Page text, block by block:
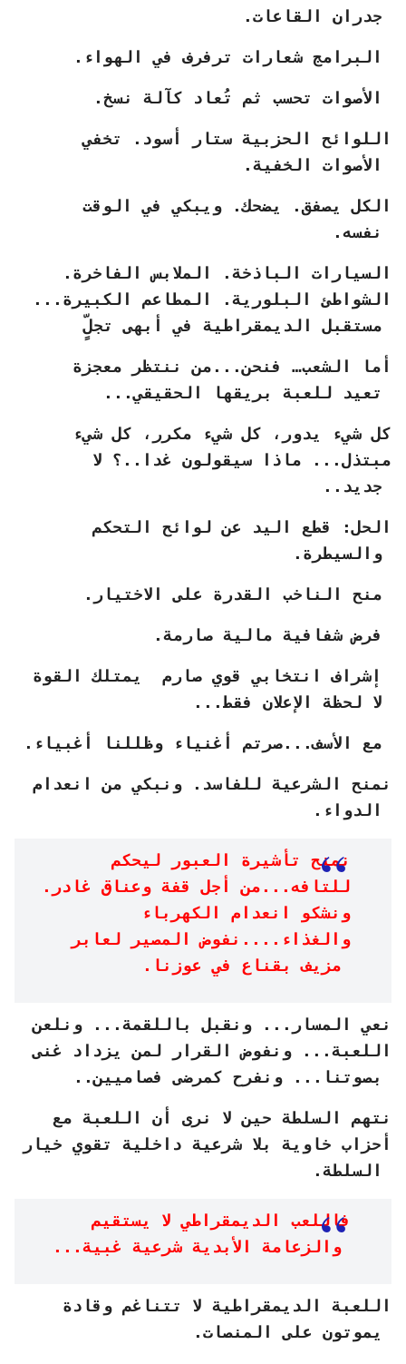
جدران القاعات.
البرامج شعارات ترفرف في الهواء.
الأصوات تحسب ثم تُعاد كآلة نسخ.
اللوائح الحزبية ستار أسود. تخفي
الأصوات الخفية.
الكل يصفق. يضحك. ويبكي في الوقت
نفسه.
السيارات الباذخة. الملابس الفاخرة.
الشواطئ البلورية. المطاعم الكبيرة...
مستقبل الديمقراطية في أبهى تجلٍّ
أما الشعب… فنحن...من ننتظر معجزة
تعيد للعبة بريقها الحقيقي...
كل شيء يدور، كل شيء مكرر، كل شيء
مبتذل... ماذا سيقولون غدا..؟ لا
جديد..
الحل: قطع اليد عن لوائح التحكم
والسيطرة.
منح الناخب القدرة على الاختيار.
فرض شفافية مالية صارمة.
إشراف انتخابي قوي صارم يمتلك القوة
لا لحظة الإعلان فقط...
مع الأسف...صرتم أغنياء وظللنا أغبياء.
نمنح الشرعية للفاسد. ونبكي من انعدام
الدواء.
نمنح تأشيرة العبور ليحكم
للتافه...من أجل قفة وعناق غادر.
ونشكو انعدام الكهرباء
والغذاء....نفوض المصير لعابر
مزيف بقناع في عوزنا.
نعي المسار... ونقبل باللقمة... ونلعن
اللعبة... ونفوض القرار لمن يزداد غنى
بصوتنا... ونفرح كمرضى فصاميين..
نتهم السلطة حين لا نرى أن اللعبة مع
أحزاب خاوية بلا شرعية داخلية تقوي خيار
السلطة.
فاللعب الديمقراطي لا يستقيم
والزعامة الأبدية شرعية غبية...
اللعبة الديمقراطية لا تتناغم وقادة
يموتون على المنصات.